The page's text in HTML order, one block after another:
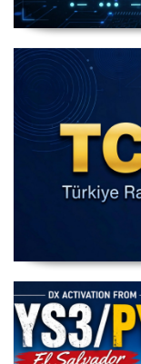
IARU
IARU HF